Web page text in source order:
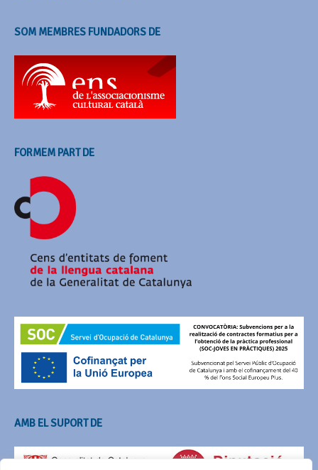
SOM MEMBRES FUNDADORS DE
FORMEM PART DE
AMB EL SUPORT DE